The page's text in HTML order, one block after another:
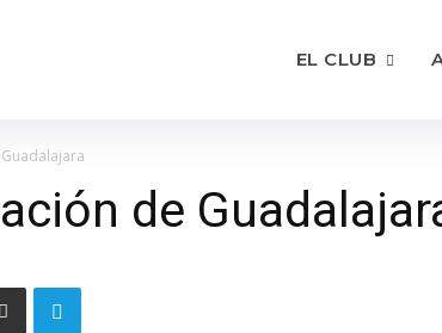
EL CLUB
de